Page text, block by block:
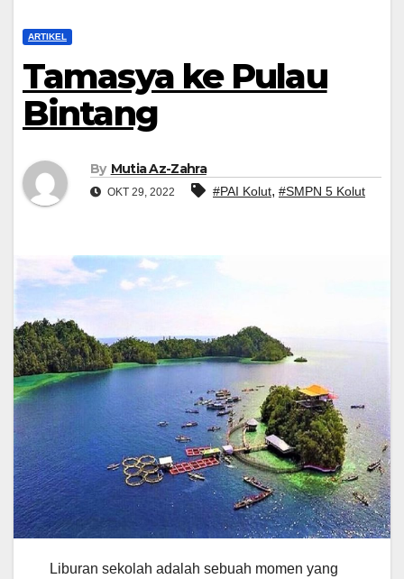
ARTIKEL
Tamasya ke Pulau
Bintang
By Mutia Az-Zahra
OKT 29, 2022 #PAI Kolut, #SMPN 5 Kolut
Liburan sekolah adalah sebuah momen yang